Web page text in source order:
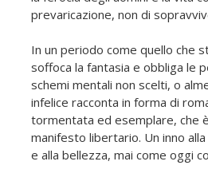
prevaricazione, non di
In un periodo come quello che
soffoca la fantasia e obbliga le
schemi mentali non scelti, o
infelice racconta in forma di
tormentata ed esemplare, che
manifesto libertario. Un inno
e alla bellezza, mai come oggi